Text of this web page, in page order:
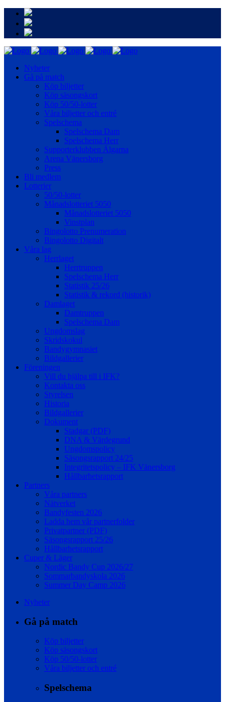
Nyheter
Gå på match
Köp biljetter
Köp säsongskort
Köp 50/50-lotter
Våra biljetter och entré
Spelschema
Spelschema Dam
Spelschema Herr
Supporterklubben Älgarna
Arena Vänersborg
Press
Bli medlem
Lotterier
50/50-lotter
Månadslotteriet 5050
Månadslotteriet 5050
Vinstplan
Bingolotto Prenumeration
Bingolotto Digitalt
Våra lag
Herrlaget
Herrtruppen
Spelschema Herr
Statistik 25/26
Statistik & rekord (historik)
Damlaget
Damtruppen
Spelschema Dam
Ungdomslag
Skridskokul
Bandygymnasiet
Bildgallerier
Föreningen
Vill du hjälpa till i IFK?
Kontakta oss
Styrelsen
Historia
Bildgallerier
Dokument
Stadgar (PDF)
DNA & Värdegrund
Ungdomspolicy
Säsongsrapport 24/25
Integritetspolicy – IFK Vänersborg
Hållbarhetsrapport
Partners
Våra partners
Nätverket
Bandyfesten 2026
Ladda hem vår partnerfolder
Privatpartner (PDF)
Säsongsrapport 25/26
Hållbarhetsrapport
Cuper & Läger
Nordic Bandy Cup 2026/27
Sommarbandyskola 2026
Summer Day Camp 2026
Nyheter
Gå på match
Köp biljetter
Köp säsongskort
Köp 50/50-lotter
Våra biljetter och entré
Spelschema